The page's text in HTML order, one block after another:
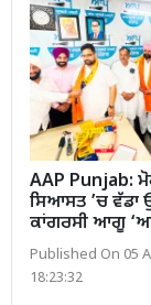
AAP Punjab:
ਸਿਆਸਤ ’ਚ ਵੱਡਾ
ਕਾਂਗਰਸੀ ਆਗੂ
Published On 05
18:23:32